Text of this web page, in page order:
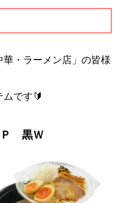
・ラーメン店」の皆様
ムです🔰
Ｐ 黒Ｗ